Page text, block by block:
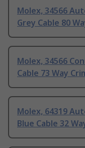
Molex, 34566
Grey Cable 80
Molex, 34566
Cable 73 Way
Molex, 64319
Blue Cable 32